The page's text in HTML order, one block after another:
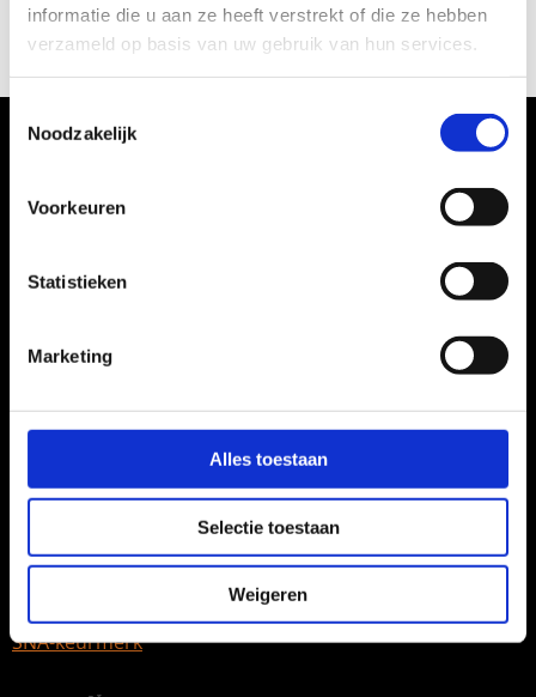
informatie die u aan ze heeft verstrekt of die ze hebben
verzameld op basis van uw gebruik van hun services.
Noodzakelijk
Voorkeuren
Statistieken
Marketing
Alles toestaan
Selectie toestaan
Weigeren
15 jaar geleden bedacht Marc de naam Proud People.
Maar wat is het verhaal daarachter? Ontdek het in deze
video!
Contactgegevens
1276 LM Huizen
SNA-keurmerk